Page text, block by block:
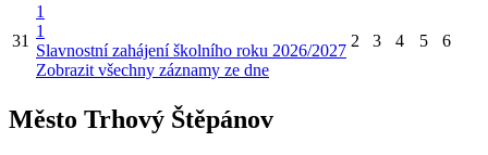
31
1
1
Slavnostní zahájení školního roku 2026/2027
Zobrazit všechny záznamy ze dne
2 3 4 5 6
Město Trhový Štěpánov